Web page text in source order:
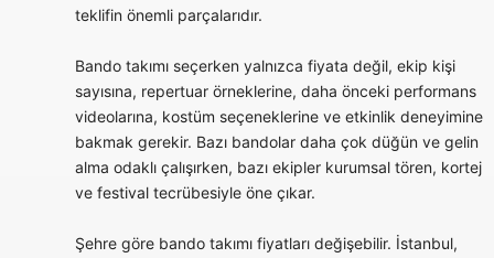
teklifin önemli parçalarıdır.
Bando takımı seçerken yalnızca fiyata değil, ekip kişi
sayısına, repertuar örneklerine, daha önceki performans
videolarına, kostüm seçeneklerine ve etkinlik deneyimine
bakmak gerekir. Bazı bandolar daha çok düğün ve gelin
alma odaklı çalışırken, bazı ekipler kurumsal tören, kortej
ve festival tecrübesiyle öne çıkar.
Şehre göre bando takımı fiyatları değişebilir. İstanbul,